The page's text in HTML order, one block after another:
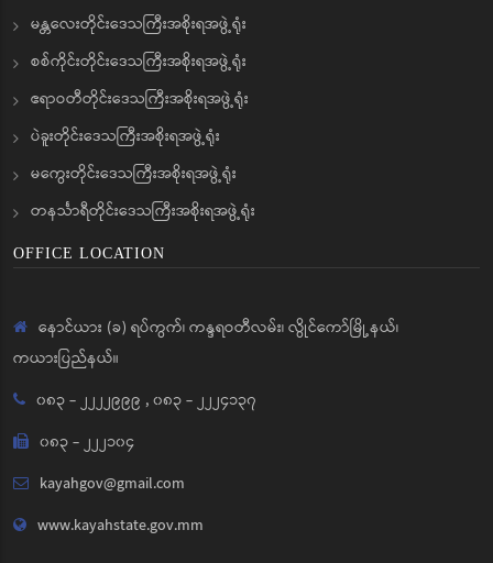
မန္တလေးတိုင်းဒေသကြီးအစိုးရအဖွဲ့ရုံး
စစ်ကိုင်းတိုင်းဒေသကြီးအစိုးရအဖွဲ့ရုံး
ဧရာဝတီတိုင်းဒေသကြီးအစိုးရအဖွဲ့ရုံး
ပဲခူးတိုင်းဒေသကြီးအစိုးရအဖွဲ့ရုံး
မကွေးတိုင်းဒေသကြီးအစိုးရအဖွဲ့ရုံး
တနင်္သာရီတိုင်းဒေသကြီးအစိုးရအဖွဲ့ရုံး
OFFICE LOCATION
နောင်ယား (ခ) ရပ်ကွက်၊ ကန္ဒရဝတီလမ်း၊ လွိုင်ကော်မြို့နယ်၊
ကယားပြည်နယ်။
၀၈၃ - ၂၂၂၂၉၉၉ ,၀၈၃ - ၂၂၂၄၁၃၇
၀၈၃ - ၂၂၂၁၀၄
kayahgov@gmail.com
www.kayahstate.gov.mm